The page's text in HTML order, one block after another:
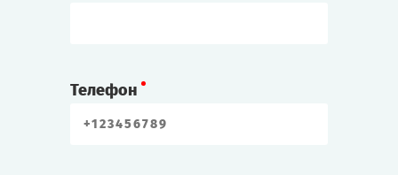
Телефон